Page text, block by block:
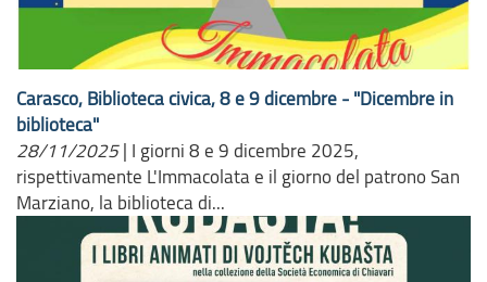
Carasco, Biblioteca civica, 8 e 9 dicembre - "Dicembre in
biblioteca"
28/11/2025 | I giorni 8 e 9 dicembre 2025,
rispettivamente L'Immacolata e il giorno del patrono San
Marziano, la biblioteca di...